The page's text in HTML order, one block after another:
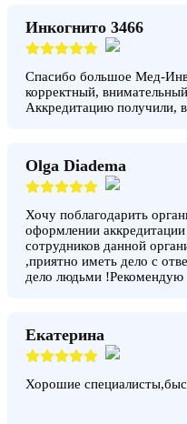
Инкогнито 3466
Спасибо большое Мед-
корректный,
Аккредитацию получили,
Olga Diadema
Хочу поблагодарить
оформлении
сотрудников данной
,приятно иметь дело с
дело людьми !Рекомендую
Екатерина
Хорошие